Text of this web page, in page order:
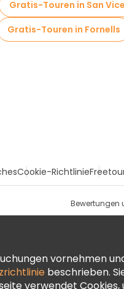
Gratis-Touren in San
Gratis-Touren in Fornells
Cookie-Richtlinie
Bewertungen
vornehmen
beschrieben.
verwendet